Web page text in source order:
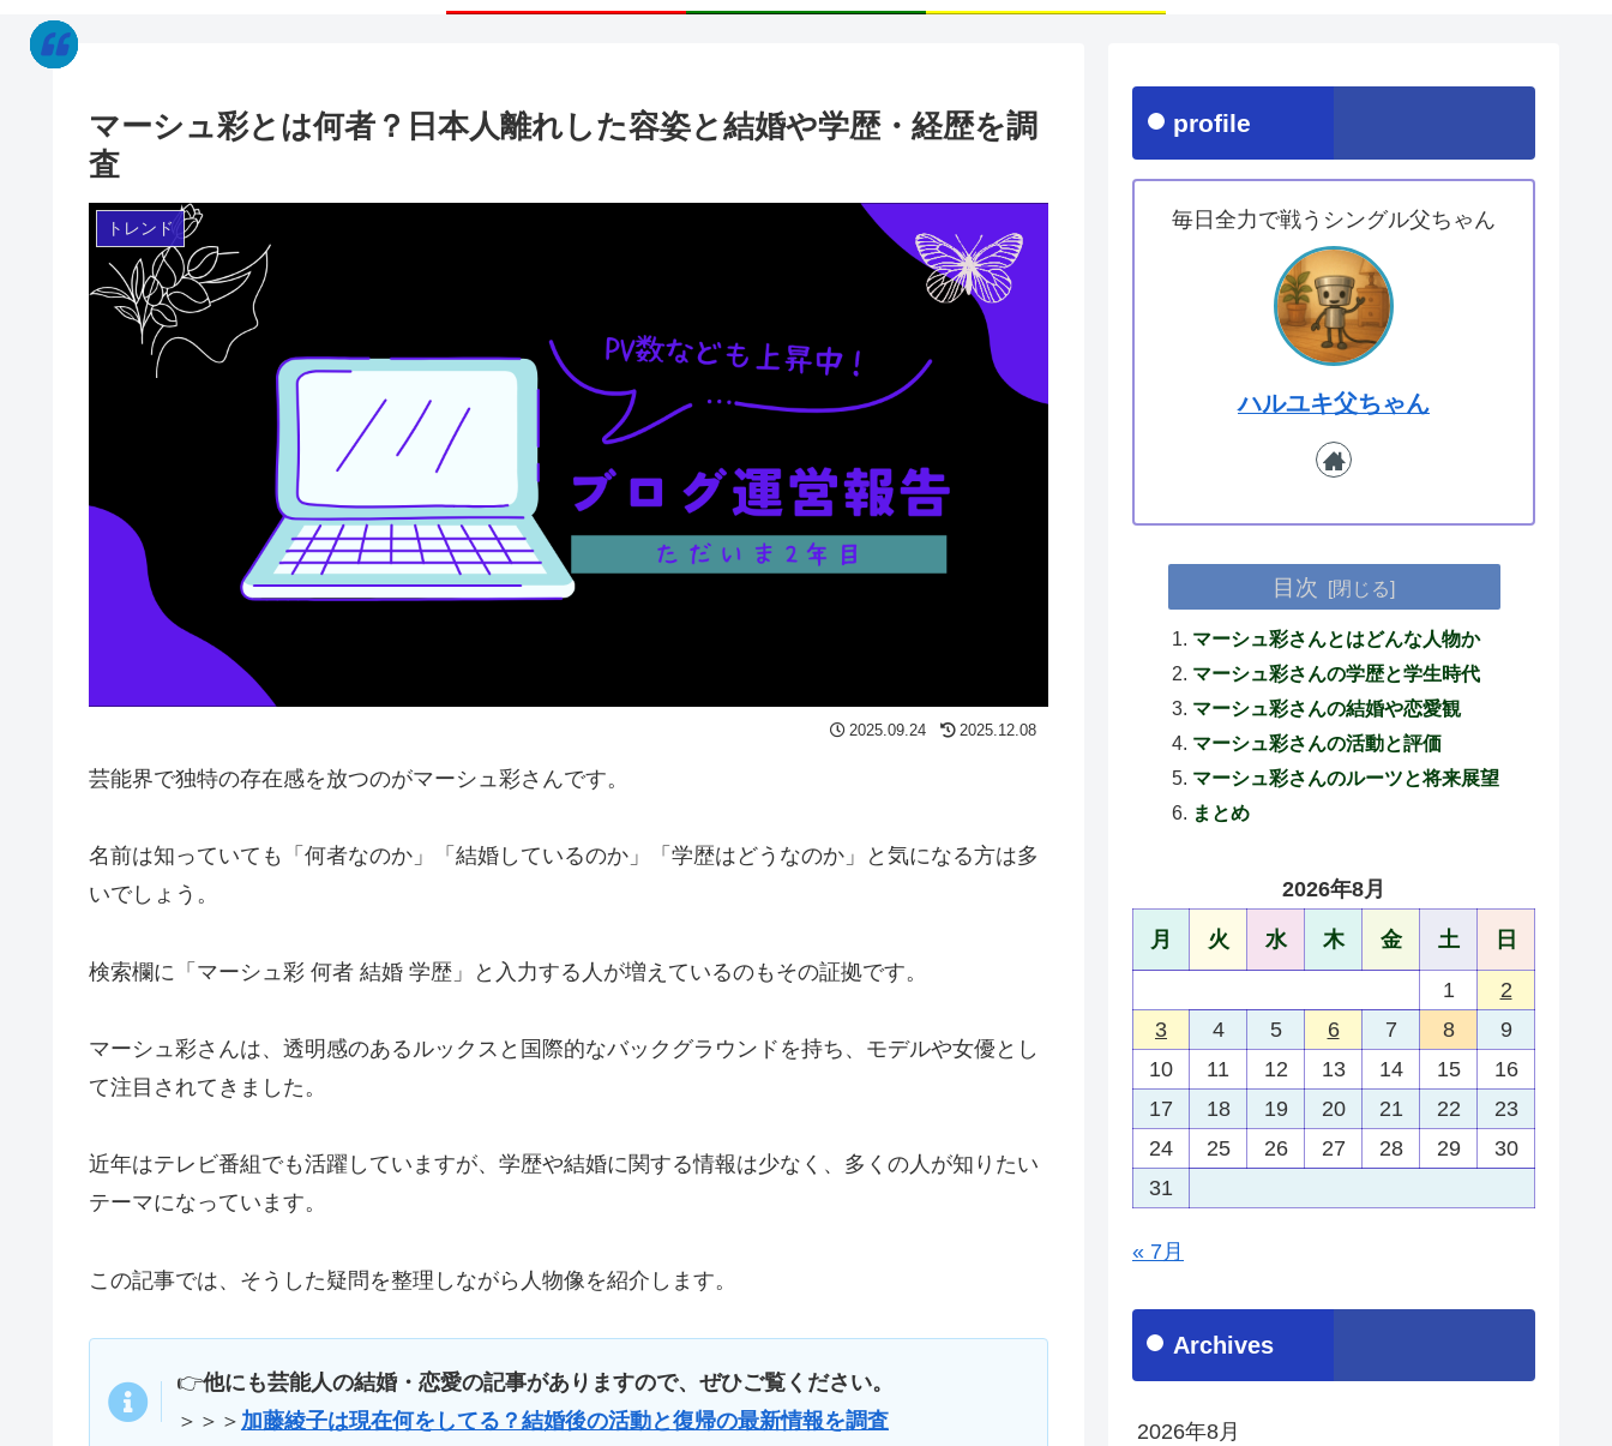
マーシュ彩とは何者？日本人離れした容姿と結婚や学歴・経歴を調
査
トレンド
2025.09.24 2025.12.08
芸能界で独特の存在感を放つのがマーシュ彩さんです。
名前は知っていても「何者なのか」「結婚しているのか」「学歴はどうなのか」と気になる方は多
いでしょう。
検索欄に「マーシュ彩 何者 結婚 学歴」と入力する人が増えているのもその証拠です。
マーシュ彩さんは、透明感のあるルックスと国際的なバックグラウンドを持ち、モデルや女優とし
て注目されてきました。
近年はテレビ番組でも活躍していますが、学歴や結婚に関する情報は少なく、多くの人が知りたい
テーマになっています。
この記事では、そうした疑問を整理しながら人物像を紹介します。
👉他にも芸能人の結婚・恋愛の記事がありますので、ぜひご覧ください。
＞＞＞ 加藤綾子は現在何をしてる？結婚後の活動と復帰の最新情報を調査
profile
毎日全力で戦うシングル父ちゃん
ハルユキ父ちゃん
目次
マーシュ彩さんとはどんな人物か
マーシュ彩さんの学歴と学生時代
マーシュ彩さんの結婚や恋愛観
マーシュ彩さんの活動と評価
マーシュ彩さんのルーツと将来展望
まとめ
2026年8月
月 火 水 木 金 土 日
1
2
3
4 5 6 7 8
9
10
11 12 13 14 15
16
17
18 19 20 21 22
23
24
25 26 27 28 29
30
31
« 7月
Archives
2026年8月